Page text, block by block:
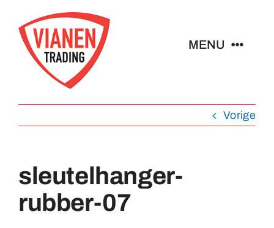
naar
inhoud
MENU
Pins
Abzeichen
Vorige
sleutelhanger-
rubber-07